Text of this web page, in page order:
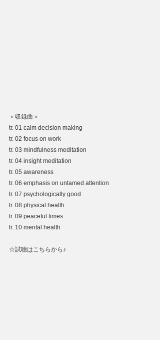
＜収録曲＞
tr. 01 calm decision making
tr. 02 focus on work
tr. 03 mindfulness meditation
tr. 04 insight meditation
tr. 05 awareness
tr. 06 emphasis on untamed attention
tr. 07 psychologically good
tr. 08 physical health
tr. 09 peaceful times
tr. 10 mental health
☆試聴はこちらから♪